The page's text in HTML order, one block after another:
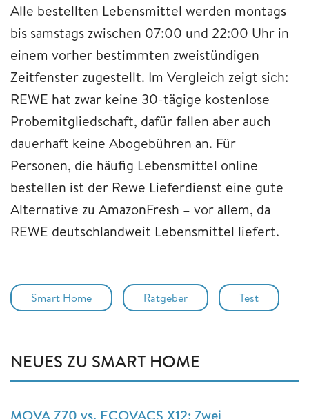
Alle bestellten Lebensmittel werden montags
bis samstags zwischen 07:00 und 22:00 Uhr in
einem vorher bestimmten zweistündigen
Zeitfenster zugestellt. Im Vergleich zeigt sich:
REWE hat zwar keine 30-tägige kostenlose
Probemitgliedschaft, dafür fallen aber auch
dauerhaft keine Abogebühren an. Für
Personen, die häufig Lebensmittel online
bestellen ist der Rewe Lieferdienst eine gute
Alternative zu AmazonFresh – vor allem, da
REWE deutschlandweit Lebensmittel liefert.
Smart Home Ratgeber Test
NEUES ZU SMART HOME